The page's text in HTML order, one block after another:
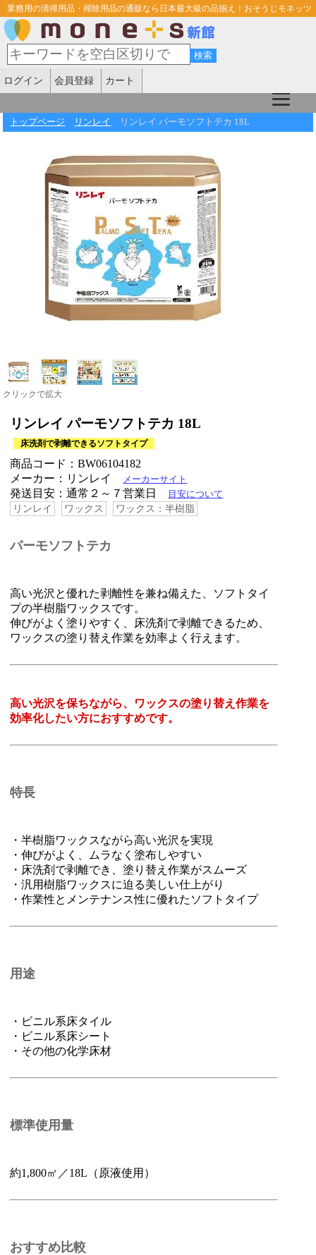
業務用の清掃用品・掃除用品の通販なら日本最大級の品揃え！おそうじモネッツ
ログイン 会員登録 カート
トップページ リンレイ リンレイ パーモソフトテカ 18L
クリックで拡大
リンレイ パーモソフトテカ 18L
床洗剤で剥離できるソフトタイプ
商品コード：BW06104182
メーカー：リンレイ
メーカーサイト
発送目安：通常２～７営業日 目安について
リンレイ ワックス ワックス：半樹脂
パーモソフトテカ
高い光沢と優れた剥離性を兼ね備えた、ソフトタイ
プの半樹脂ワックスです。
伸びがよく塗りやすく、床洗剤で剥離できるため、
ワックスの塗り替え作業を効率よく行えます。
高い光沢を保ちながら、ワックスの塗り替え作業を
効率化したい方におすすめです。
特長
・半樹脂ワックスながら高い光沢を実現
・伸びがよく、ムラなく塗布しやすい
・床洗剤で剥離でき、塗り替え作業がスムーズ
・汎用樹脂ワックスに迫る美しい仕上がり
・作業性とメンテナンス性に優れたソフトタイプ
用途
・ビニル系床タイル
・ビニル系床シート
・その他の化学床材
標準使用量
約1,800㎡／18L（原液使用）
おすすめ比較